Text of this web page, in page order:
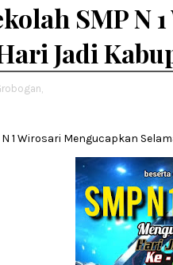
SMP N
Jadi
1 Wirosari Mengucapkan